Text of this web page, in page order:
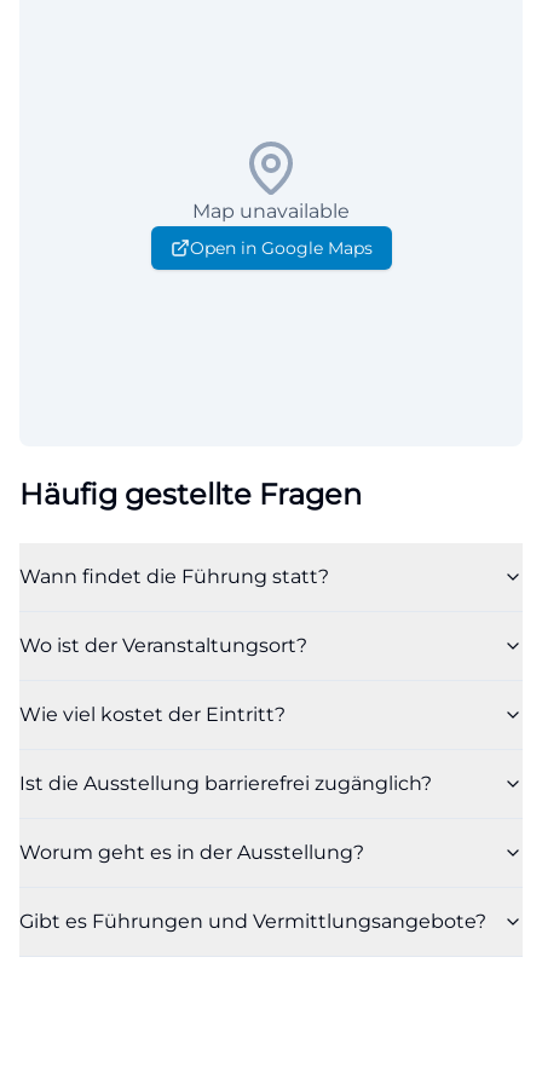
Map unavailable
Open in Google Maps
Häufig gestellte Fragen
Wann findet die Führung statt?
Wo ist der Veranstaltungsort?
Wie viel kostet der Eintritt?
Ist die Ausstellung barrierefrei zugänglich?
Worum geht es in der Ausstellung?
Gibt es Führungen und Vermittlungsangebote?